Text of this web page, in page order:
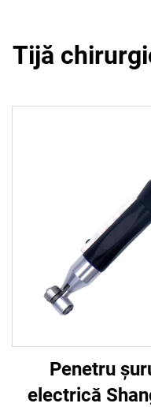
Tijă
Penetru
electrică